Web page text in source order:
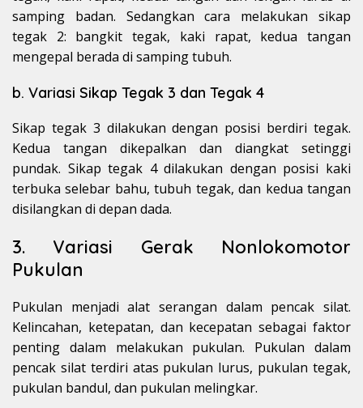
samping badan. Sedangkan cara melakukan sikap
tegak 2: bangkit tegak, kaki rapat, kedua tangan
mengepal berada di samping tubuh.
b. Variasi Sikap Tegak 3 dan Tegak 4
Sikap tegak 3 dilakukan dengan posisi berdiri tegak.
Kedua tangan dikepalkan dan diangkat setinggi
pundak. Sikap tegak 4 dilakukan dengan posisi kaki
terbuka selebar bahu, tubuh tegak, dan kedua tangan
disilangkan di depan dada.
3. Variasi Gerak Nonlokomotor
Pukulan
Pukulan menjadi alat serangan dalam pencak silat.
Kelincahan, ketepatan, dan kecepatan sebagai faktor
penting dalam melakukan pukulan. Pukulan dalam
pencak silat terdiri atas pukulan lurus, pukulan tegak,
pukulan bandul, dan pukulan melingkar.